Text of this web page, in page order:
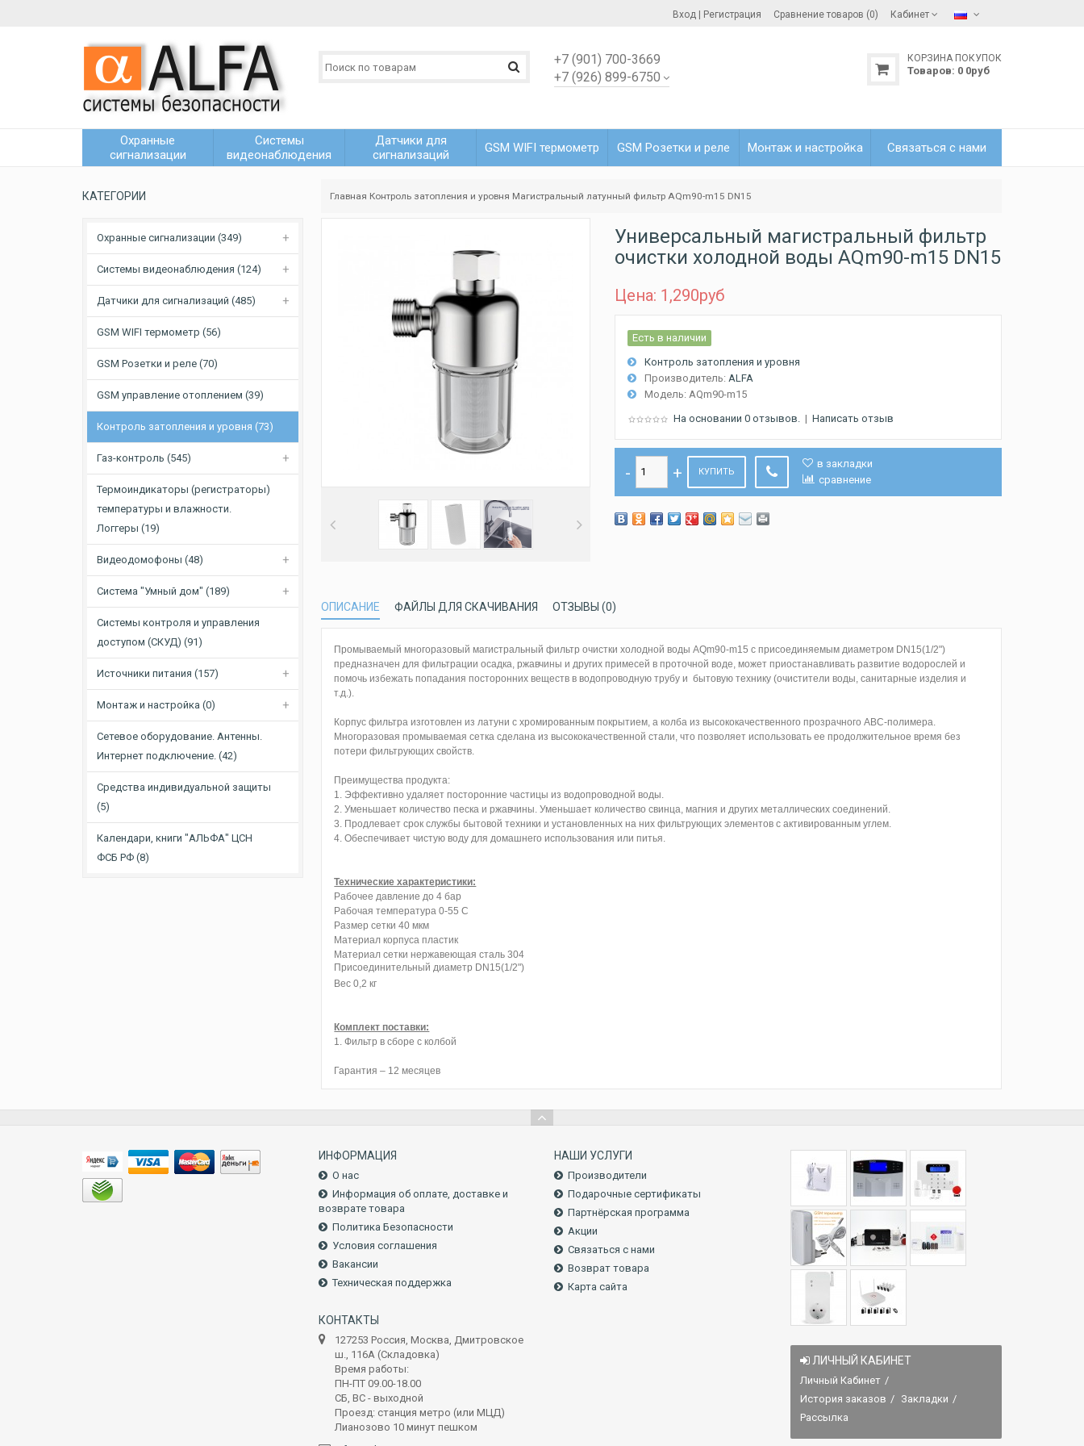
Вход Регистрация Сравнение товаров (0) Кабинет
+7 (901) 700-3669
+7 (926) 899-6750
КОРЗИНА ПОКУПОК
Товаров: 0 0руб
Охранные
сигнализации
Системы
видеонаблюдения
Датчики для
сигнализаций
GSM WIFI термометр GSM Розетки и реле Монтаж и настройка Связаться с нами
КАТЕГОРИИ
Охранные сигнализации (349)
Системы видеонаблюдения (124)
Датчики для сигнализаций (485)
GSM WIFI термометр (56)
GSM Розетки и реле (70)
GSM управление отоплением (39)
Контроль затопления и уровня (73)
Газ-контроль (545)
Термоиндикаторы (регистраторы)
температуры и влажности.
Логгеры (19)
Видеодомофоны (48)
Система "Умный дом" (189)
Системы контроля и управления
доступом (СКУД) (91)
Источники питания (157)
Монтаж и настройка (0)
Сетевое оборудование. Антенны.
Интернет подключение. (42)
Средства индивидуальной защиты
(5)
Календари, книги "АЛЬФА" ЦСН
ФСБ PФ (8)
Главная Контроль затопления и уровня Магистральный латунный фильтр AQm90-m15 DN15
Универсальный магистральный фильтр
очистки холодной воды AQm90-m15 DN15
Цена: 1,290руб
Есть в наличии
Контроль затопления и уровня
Производитель: ALFA
Модель: AQm90-m15
На основании 0 отзывов. |Написать отзыв
КУПИТЬ
в закладки
сравнение
ОПИСАНИЕ ФАЙЛЫ ДЛЯ СКАЧИВАНИЯ ОТЗЫВЫ (0)
Промываемый многоразовый магистральный фильтр очистки холодной воды AQm90-m15 с присоединяемым диаметром DN15(1/2")
предназначен для фильтрации осадка, ржавчины и других примесей в проточной воде, может приостанавливать развитие водорослей и
помочь избежать попадания посторонних веществ в водопроводную трубу и бытовую технику (очистители воды, санитарные изделия и
т.д.).
Корпус фильтра изготовлен из латуни с хромированным покрытием, а колба из высококачественного прозрачного АВС-полимера.
Многоразовая промываемая сетка сделана из высококачественной стали, что позволяет использовать ее продолжительное время без
потери фильтрующих свойств.
Преимущества продукта:
1. Эффективно удаляет посторонние частицы из водопроводной воды.
2. Уменьшает количество песка и ржавчины. Уменьшает количество свинца, магния и других металлических соединений.
3. Продлевает срок службы бытовой техники и установленных на них фильтрующих элементов с активированным углем.
4. Обеспечивает чистую воду для домашнего использования или питья.
Технические характеристики:
Рабочее давление до 4 бар
Рабочая температура 0-55 C
Размер сетки 40 мкм
Материал корпуса пластик
Материал сетки нержавеющая сталь 304
Присоединительный диаметр DN15(1/2")
Вес 0,2 кг
Комплект поставки:
1. Фильтр в сборе с колбой
Гарантия – 12 месяцев
ИНФОРМАЦИЯ
О нас
Информация об оплате, доставке и
возврате товара
Политика Безопасности
Условия соглашения
Вакансии
Техническая поддержка
НАШИ УСЛУГИ
Производители
Подарочные сертификаты
Партнёрская программа
Акции
Связаться с нами
Возврат товара
Карта сайта
КОНТАКТЫ
127253 Россия, Москва, Дмитровское
ш., 116А (Складовка)
Время работы:
ПН-ПТ 09.00-18.00
СБ, ВС - выходной
Проезд: станция метро (или МЦД)
Лианозово 10 минут пешком
ЛИЧНЫЙ КАБИНЕТ
Личный Кабинет
История заказов
Закладки
Рассылка